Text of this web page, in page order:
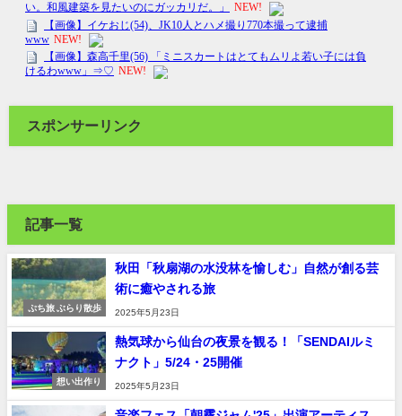
スポンサーリンク
記事一覧
ぷち旅 ぶらり散歩
秋田「秋扇湖の水没林を愉しむ」自然が創る芸
術に癒やされる旅
2025年5月23日
想い出作り
熱気球から仙台の夜景を観る！「SENDAIルミ
ナクト」5/24・25開催
2025年5月23日